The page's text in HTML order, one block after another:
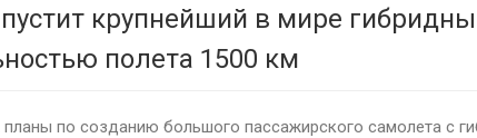
крупнейший в мире
полета 1500 км
по созданию большого пассажирского самолета с